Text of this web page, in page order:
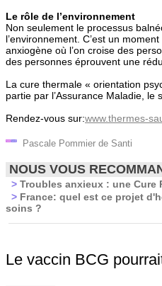
Le rôle de l’environnement
Non seulement le processus
l’environnement. C’est un
anxiogène où l’on croise des
des personnes éprouvent une
La cure thermale « orientation
partie par l’Assurance Maladie, le
Rendez-vous sur:www.thermes-
Pascale Pommier de Santi
NOUS VOUS
> Troubles anxieux : une Cure
> France: quel est ce projet
soins ?
Le vaccin BCG